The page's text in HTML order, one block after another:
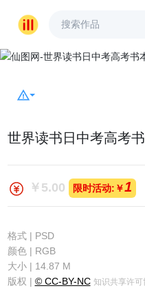
warning_amber
世界读书日中考高考
￥5.00 限时活动:￥1
格式 | PSD
颜色 | RGB
大小 | 14.87 M
版权 | © CC-BY-NC 知识共享许可